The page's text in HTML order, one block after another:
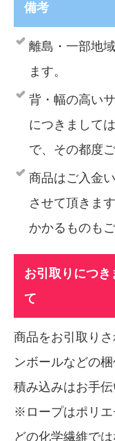
備考
離島・一部地
ます。
背・幅の高い
につきまして
で、その都度
商品はご入金
させて頂きま
かかるものも
お引取りにつき
て
商品をお引取り
ンボールなどの
積み込みはお手伝
※ロープはポリエ
どの化学繊維で